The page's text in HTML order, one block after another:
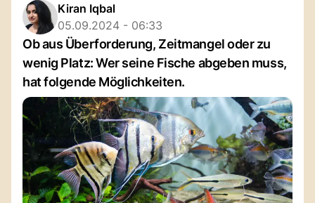
Kiran Iqbal
05.09.2024 - 06:33
Ob aus Überforderung, Zeitmangel oder zu
wenig Platz: Wer seine Fische abgeben muss,
hat folgende Möglichkeiten.